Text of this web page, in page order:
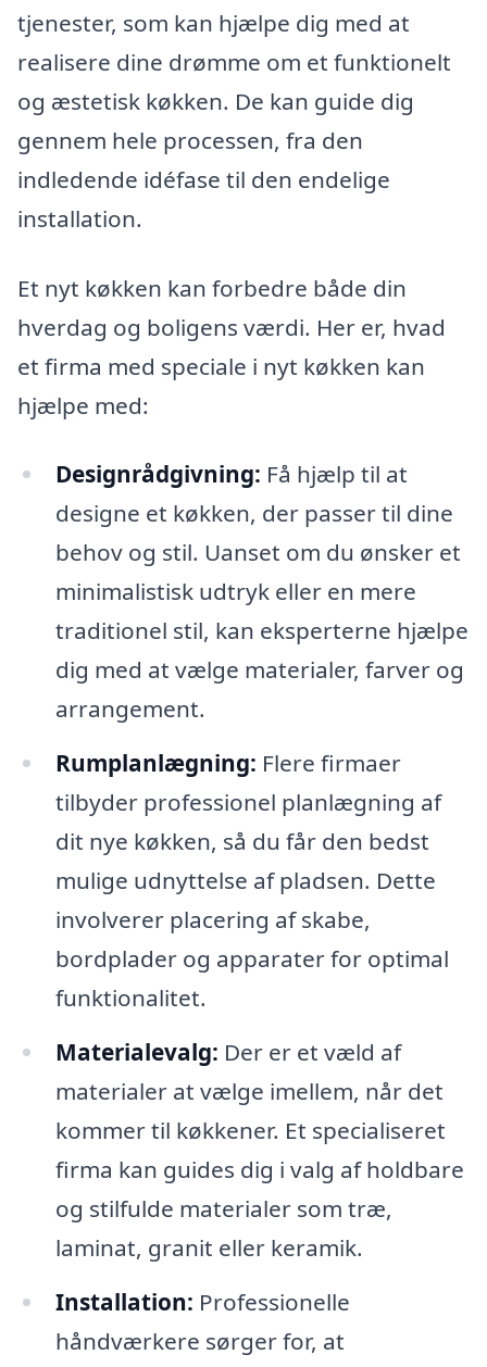
tjenester, som kan hjælpe dig med at
realisere dine drømme om et funktionelt
og æstetisk køkken. De kan guide dig
gennem hele processen, fra den
indledende idéfase til den endelige
installation.
Et nyt køkken kan forbedre både din
hverdag og boligens værdi. Her er, hvad
et firma med speciale i nyt køkken kan
hjælpe med:
Designrådgivning: Få hjælp til at
designe et køkken, der passer til dine
behov og stil. Uanset om du ønsker et
minimalistisk udtryk eller en mere
traditionel stil, kan eksperterne hjælpe
dig med at vælge materialer, farver og
arrangement.
Rumplanlægning: Flere firmaer
tilbyder professionel planlægning af
dit nye køkken, så du får den bedst
mulige udnyttelse af pladsen. Dette
involverer placering af skabe,
bordplader og apparater for optimal
funktionalitet.
Materialevalg: Der er et væld af
materialer at vælge imellem, når det
kommer til køkkener. Et specialiseret
firma kan guides dig i valg af holdbare
og stilfulde materialer som træ,
laminat, granit eller keramik.
Installation: Professionelle
håndværkere sørger for, at